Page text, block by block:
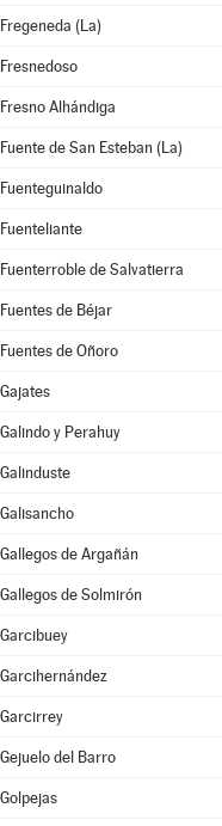
Fregeneda (La)
Fresnedoso
Fresno Alhándiga
Fuente de San Esteban (La)
Fuenteguinaldo
Fuenteliante
Fuenterroble de Salvatierra
Fuentes de Béjar
Fuentes de Oñoro
Gajates
Galindo y Perahuy
Galinduste
Galisancho
Gallegos de Argañán
Gallegos de Solmirón
Garcibuey
Garcihernández
Garcirrey
Gejuelo del Barro
Golpejas